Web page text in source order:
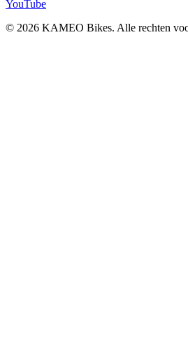
YouTube
© 2026 KAMEO Bikes. Alle rechten